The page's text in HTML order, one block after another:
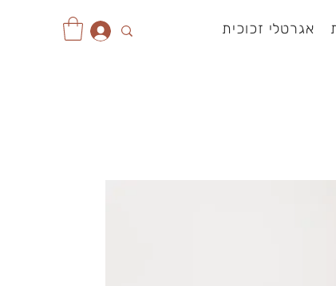
אגרטלי זכוכית